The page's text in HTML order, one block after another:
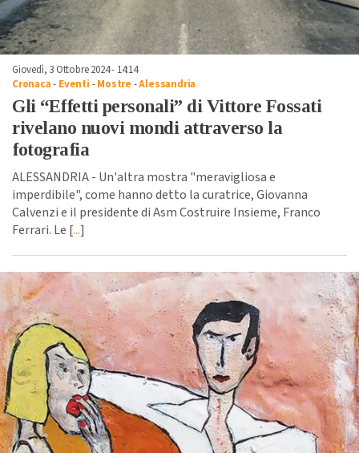
Giovedì, 3 Ottobre 2024 - 14:14
Cronaca- Eventi -Mostre -Alessandria
Gli “Effetti personali” di Vittore Fossati
rivelano nuovi mondi attraverso la
fotografia
ALESSANDRIA - Un'altra mostra "meravigliosa e
imperdibile", come hanno detto la curatrice, Giovanna
Calvenzi e il presidente di Asm Costruire Insieme, Franco
Ferrari. Le [...]